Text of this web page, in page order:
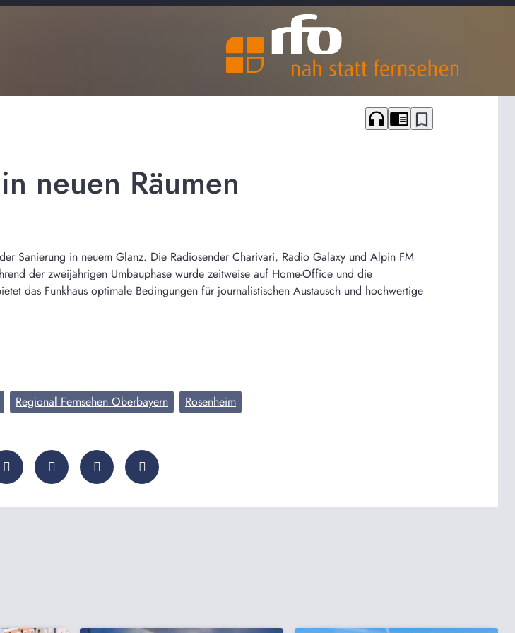
headphones chrome_reader_mode bookmark_border
neuen Räumen
Sanierung in neuem Glanz. Die Radiosender Charivari, Radio Galaxy und Alpin FM
der zweijährigen Umbauphase wurde zeitweise auf Home-Office und die
das Funkhaus optimale Bedingungen für journalistischen Austausch und hochwertige
Regional Fernsehen Oberbayern Rosenheim